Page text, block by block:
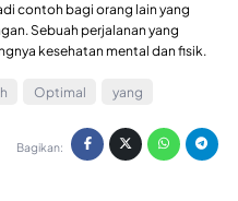
contoh bagi orang lain yang
Sebuah perjalanan yang
kesehatan mental dan fisik.
Optimal yang
Bagikan: